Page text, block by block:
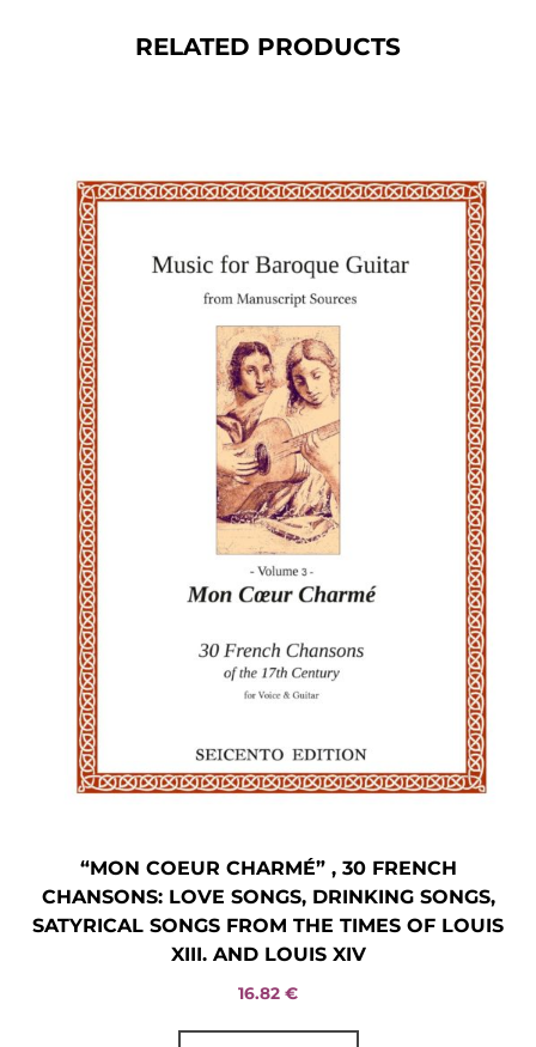
RELATED PRODUCTS
“MON COEUR CHARMÉ” , 30 FRENCH
CHANSONS: LOVE SONGS, DRINKING SONGS,
SATYRICAL SONGS FROM THE TIMES OF LOUIS
XIII. AND LOUIS XIV
16.82 €